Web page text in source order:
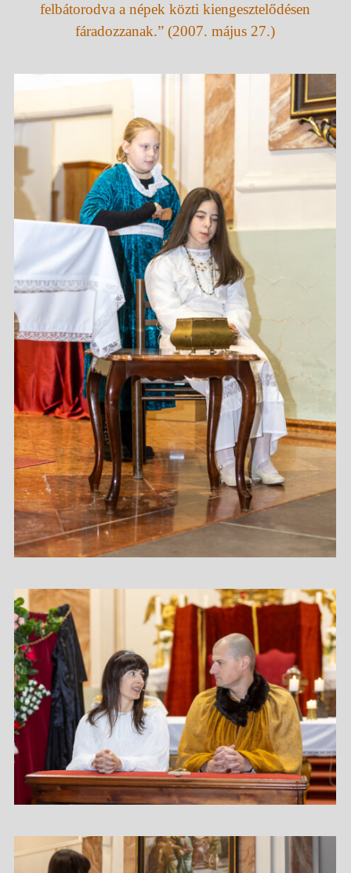
felbátorodva a népek közti kiengesztelődésen
fáradozzanak.” (2007. május 27.)